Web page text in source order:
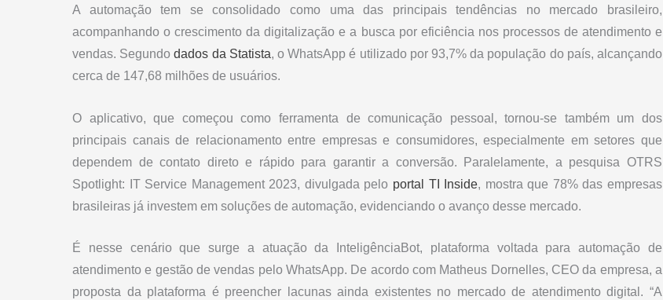
A automação tem se consolidado como uma das principais tendências no mercado brasileiro,
acompanhando o crescimento da digitalização e a busca por eficiência nos processos de atendimento e
vendas. Segundo dados da Statista, o WhatsApp é utilizado por 93,7% da população do país, alcançando
cerca de 147,68 milhões de usuários.
O aplicativo, que começou como ferramenta de comunicação pessoal, tornou-se também um dos
principais canais de relacionamento entre empresas e consumidores, especialmente em setores que
dependem de contato direto e rápido para garantir a conversão. Paralelamente, a pesquisa OTRS
Spotlight: IT Service Management 2023, divulgada pelo portal TI Inside, mostra que 78% das empresas
brasileiras já investem em soluções de automação, evidenciando o avanço desse mercado.
É nesse cenário que surge a atuação da InteligênciaBot, plataforma voltada para automação de
atendimento e gestão de vendas pelo WhatsApp. De acordo com Matheus Dornelles, CEO da empresa, a
proposta da plataforma é preencher lacunas ainda existentes no mercado de atendimento digital. “A